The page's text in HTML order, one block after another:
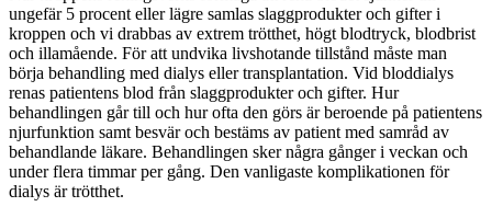
ungefär 5 procent eller lägre samlas slaggprodukter och gifter i
kroppen och vi drabbas av extrem trötthet, högt blodtryck, blodbrist
och illamående. För att undvika livshotande tillstånd måste man
börja behandling med dialys eller transplantation. Vid bloddialys
renas patientens blod från slaggprodukter och gifter. Hur
behandlingen går till och hur ofta den görs är beroende på patientens
njurfunktion samt besvär och bestäms av patient med samråd av
behandlande läkare. Behandlingen sker några gånger i veckan och
under flera timmar per gång. Den vanligaste komplikationen för
dialys är trötthet.